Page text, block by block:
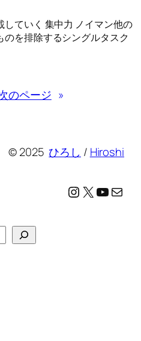
ていく 集中力 ノイマン他の
を排除するシングルタスク
のページ »
© 2025ひろし / Hiroshi
Instagram
X メール